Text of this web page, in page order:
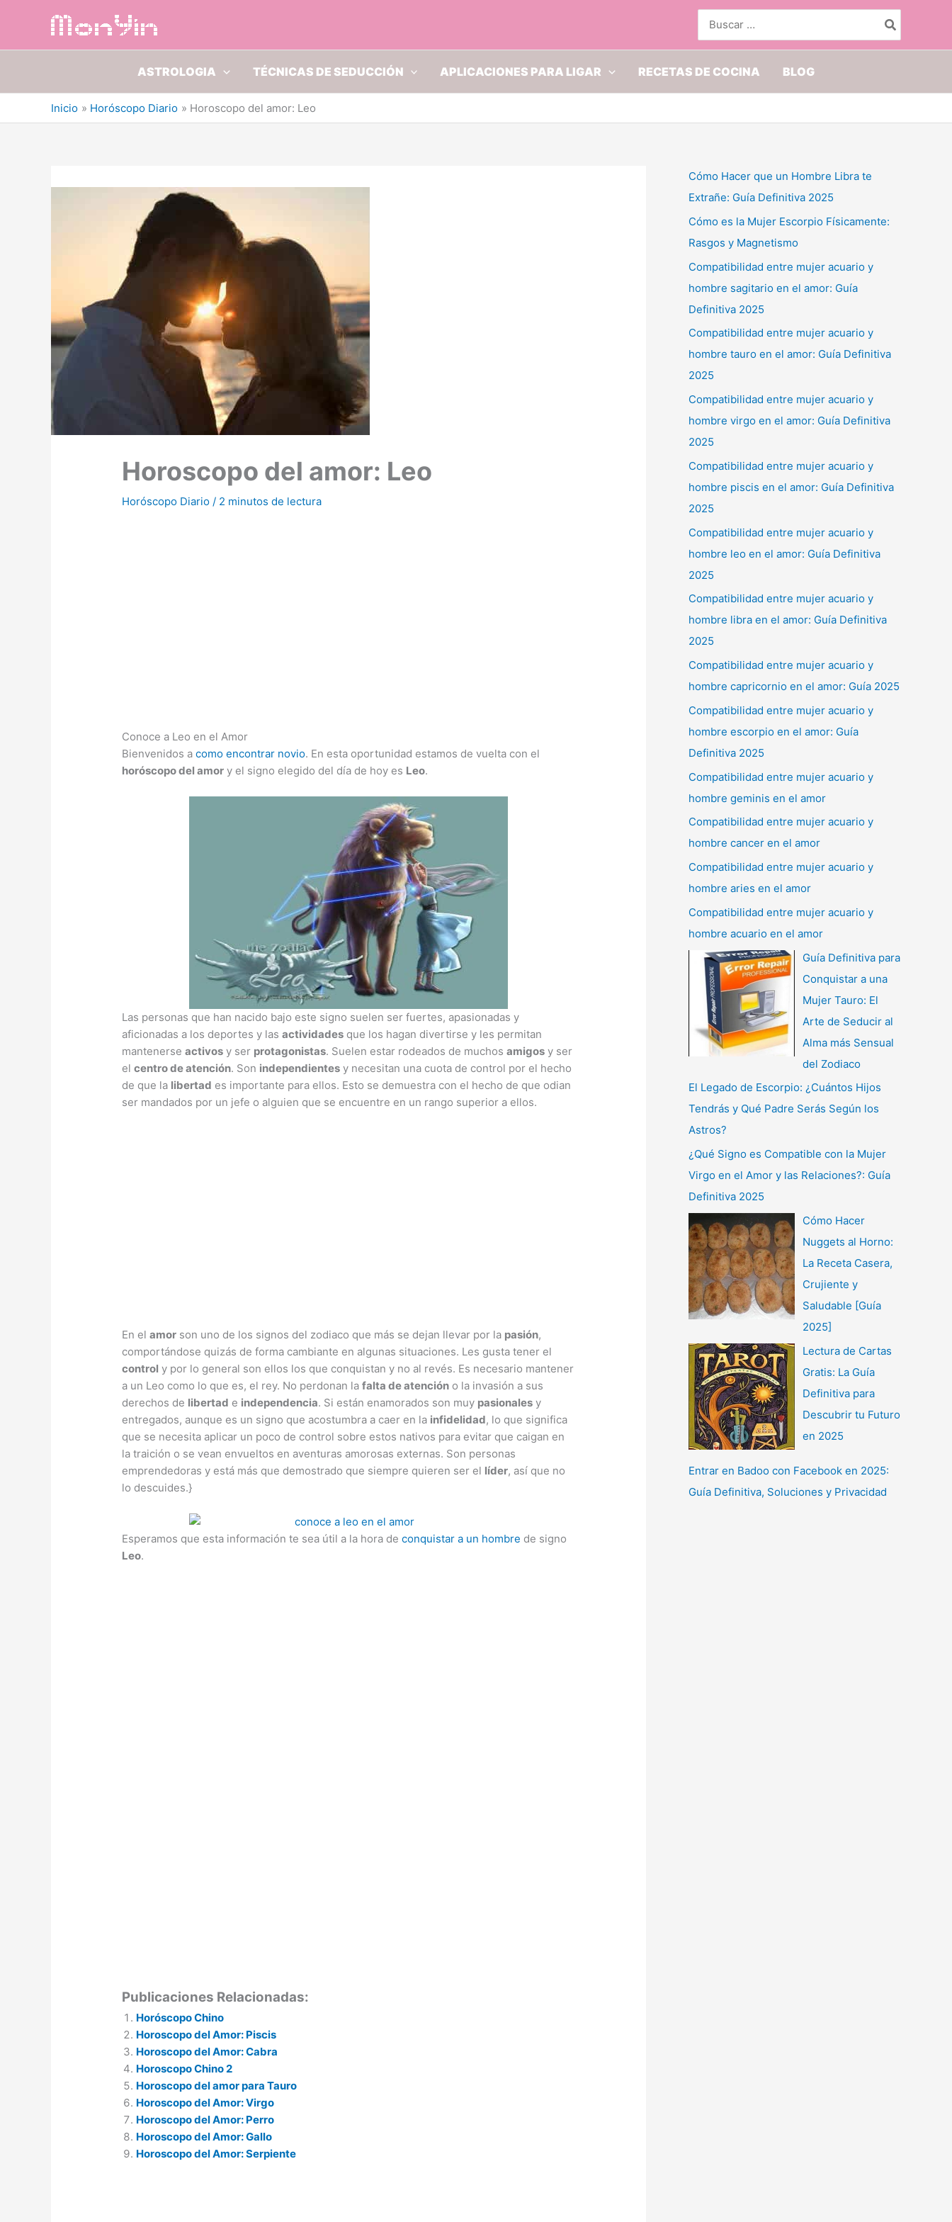
por:
ASTROLOGIA TÉCNICAS DE SEDUCCIÓN APLICACIONES PARA LIGAR RECETAS DE COCINA BLOG
Inicio Horóscopo Diario Horoscopo del amor: Leo
Horoscopo del amor: Leo
Horóscopo Diario / 2 minutos de lectura
Conoce a Leo en el Amor
Bienvenidos acomo encontrar novio. En esta oportunidad estamos de vuelta con el
horóscopo del amor y el signo elegido del día de hoy es Leo.
Las personas que han nacido bajo este signo suelen ser fuertes, apasionadas y
aficionadas a los deportes y lasactividades que los hagan divertirse y les permitan
mantenerseactivos y ser protagonistas. Suelen estar rodeados de muchosamigos y ser
elcentro de atención. Son independientes y necesitan una cuota de control por el hecho
de que la libertad es importante para ellos. Esto se demuestra con el hecho de que odian
ser mandados por un jefe o alguien que se encuentre en un rango superior a ellos.
En elamor son uno de los signos del zodiaco que más se dejan llevar por la pasión,
comportándose quizás de forma cambiante en algunas situaciones. Les gusta tener el
control y por lo general son ellos los que conquistan y no al revés. Es necesario mantener
a un Leo como lo que es, el rey. No perdonan lafalta de atención o la invasión a sus
derechos de libertad e independencia. Si están enamorados son muy pasionales y
entregados, aunque es un signo que acostumbra a caer en la infidelidad, lo que significa
que se necesita aplicar un poco de control sobre estos nativos para evitar que caigan en
la traición o se vean envueltos en aventuras amorosas externas. Son personas
emprendedoras y está más que demostrado que siempre quieren ser el líder, así que no
lo descuides.}
Esperamos que esta información te sea útil a la hora deconquistar a un hombre de signo
Leo.
Publicaciones Relacionadas:
Horóscopo Chino
Horoscopo del Amor: Piscis
Horoscopo del Amor: Cabra
Horoscopo Chino 2
Horoscopo del amor para Tauro
Horoscopo del Amor: Virgo
Horoscopo del Amor: Perro
Horoscopo del Amor: Gallo
Horoscopo del Amor: Serpiente
Cómo Hacer que un Hombre Libra te
Extrañe: Guía Definitiva 2025
Cómo es la Mujer Escorpio Físicamente:
Rasgos y Magnetismo
Compatibilidad entre mujer acuario y
hombre sagitario en el amor: Guía
Definitiva 2025
Compatibilidad entre mujer acuario y
hombre tauro en el amor: Guía Definitiva
2025
Compatibilidad entre mujer acuario y
hombre virgo en el amor: Guía Definitiva
2025
Compatibilidad entre mujer acuario y
hombre piscis en el amor: Guía Definitiva
2025
Compatibilidad entre mujer acuario y
hombre leo en el amor: Guía Definitiva
2025
Compatibilidad entre mujer acuario y
hombre libra en el amor: Guía Definitiva
2025
Compatibilidad entre mujer acuario y
hombre capricornio en el amor: Guía 2025
Compatibilidad entre mujer acuario y
hombre escorpio en el amor: Guía
Definitiva 2025
Compatibilidad entre mujer acuario y
hombre geminis en el amor
Compatibilidad entre mujer acuario y
hombre cancer en el amor
Compatibilidad entre mujer acuario y
hombre aries en el amor
Compatibilidad entre mujer acuario y
hombre acuario en el amor
Guía Definitiva para
Conquistar a una
Mujer Tauro: El
Arte de Seducir al
Alma más Sensual
del Zodiaco
El Legado de Escorpio: ¿Cuántos Hijos
Tendrás y Qué Padre Serás Según los
Astros?
¿Qué Signo es Compatible con la Mujer
Virgo en el Amor y las Relaciones?: Guía
Definitiva 2025
Cómo Hacer
Nuggets al Horno:
La Receta Casera,
Crujiente y
Saludable [Guía
2025]
Lectura de Cartas
Gratis: La Guía
Definitiva para
Descubrir tu Futuro
en 2025
Entrar en Badoo con Facebook en 2025:
Guía Definitiva, Soluciones y Privacidad